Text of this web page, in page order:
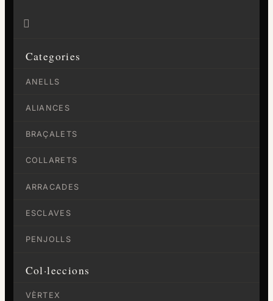

Categories
ANELLS
ALIANCES
BRAÇALETS
COLLARETS
ARRACADES
ESCLAVES
PENJOLLS
Col·leccions
VÈRTEX